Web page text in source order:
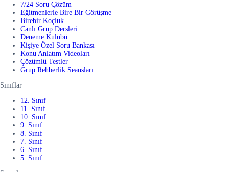
7/24 Soru Çözüm
Eğitmenlerle Bire Bir Görüşme
Birebir Koçluk
Canlı Grup Dersleri
Deneme Kulübü
Kişiye Özel Soru Bankası
Konu Anlatım Videoları
Çözümlü Testler
Grup Rehberlik Seansları
Sınıflar
12. Sınıf
11. Sınıf
10. Sınıf
9. Sınıf
8. Sınıf
7. Sınıf
6. Sınıf
5. Sınıf